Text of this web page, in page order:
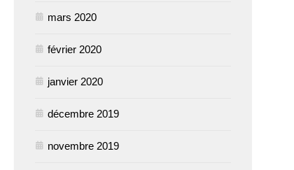
mars 2020
février 2020
janvier 2020
décembre 2019
novembre 2019